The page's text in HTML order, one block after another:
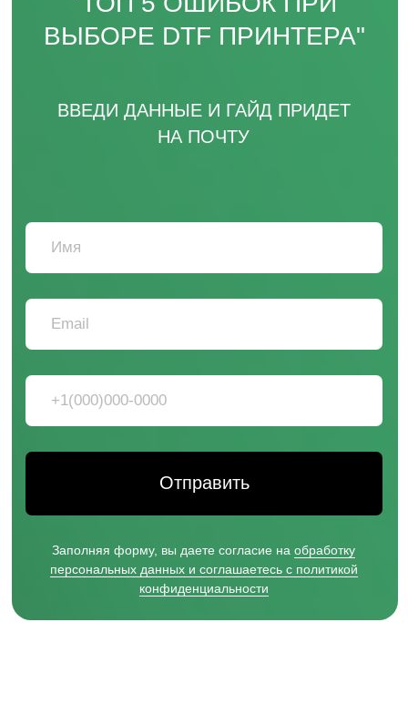
+7 831 231-20-03
считается экстремистской и ее деятельность запрещена в
ВЛАДИВОСТОК, РУССКАЯ УЛ., 65К, СТР. 10
(ФИЛИАЛ)
НИЖНИЙ НОВГОРОД, ПЕР. НАРТОВА, 2Б
HEADCRAFT DTF